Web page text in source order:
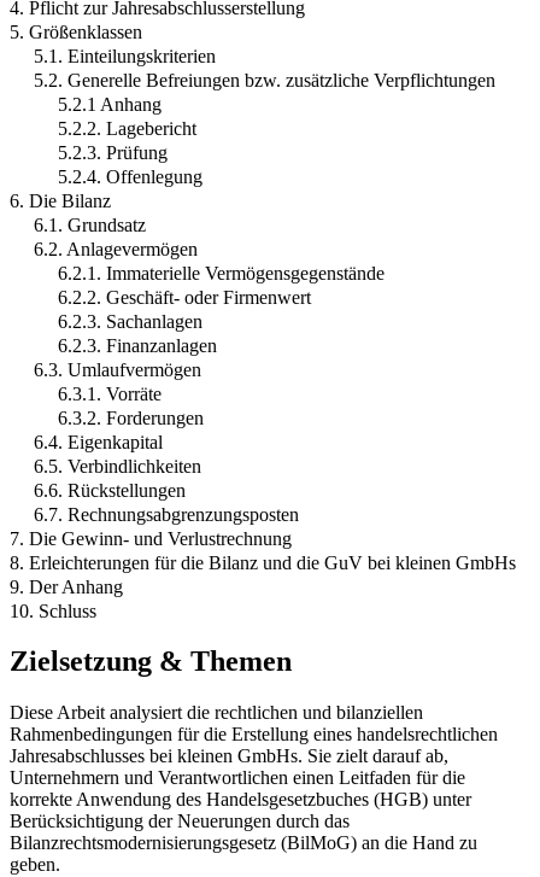
4. Pflicht zur Jahresabschlusserstellung
5. Größenklassen
5.1. Einteilungskriterien
5.2. Generelle Befreiungen bzw. zusätzliche Verpflichtungen
5.2.1 Anhang
5.2.2. Lagebericht
5.2.3. Prüfung
5.2.4. Offenlegung
6. Die Bilanz
6.1. Grundsatz
6.2. Anlagevermögen
6.2.1. Immaterielle Vermögensgegenstände
6.2.2. Geschäft- oder Firmenwert
6.2.3. Sachanlagen
6.2.3. Finanzanlagen
6.3. Umlaufvermögen
6.3.1. Vorräte
6.3.2. Forderungen
6.4. Eigenkapital
6.5. Verbindlichkeiten
6.6. Rückstellungen
6.7. Rechnungsabgrenzungsposten
7. Die Gewinn- und Verlustrechnung
8. Erleichterungen für die Bilanz und die GuV bei kleinen GmbHs
9. Der Anhang
10. Schluss
Zielsetzung & Themen
Diese Arbeit analysiert die rechtlichen und bilanziellen
Rahmenbedingungen für die Erstellung eines handelsrechtlichen
Jahresabschlusses bei kleinen GmbHs. Sie zielt darauf ab,
Unternehmern und Verantwortlichen einen Leitfaden für die
korrekte Anwendung des Handelsgesetzbuches (HGB) unter
Berücksichtigung der Neuerungen durch das
Bilanzrechtsmodernisierungsgesetz (BilMoG) an die Hand zu
geben.